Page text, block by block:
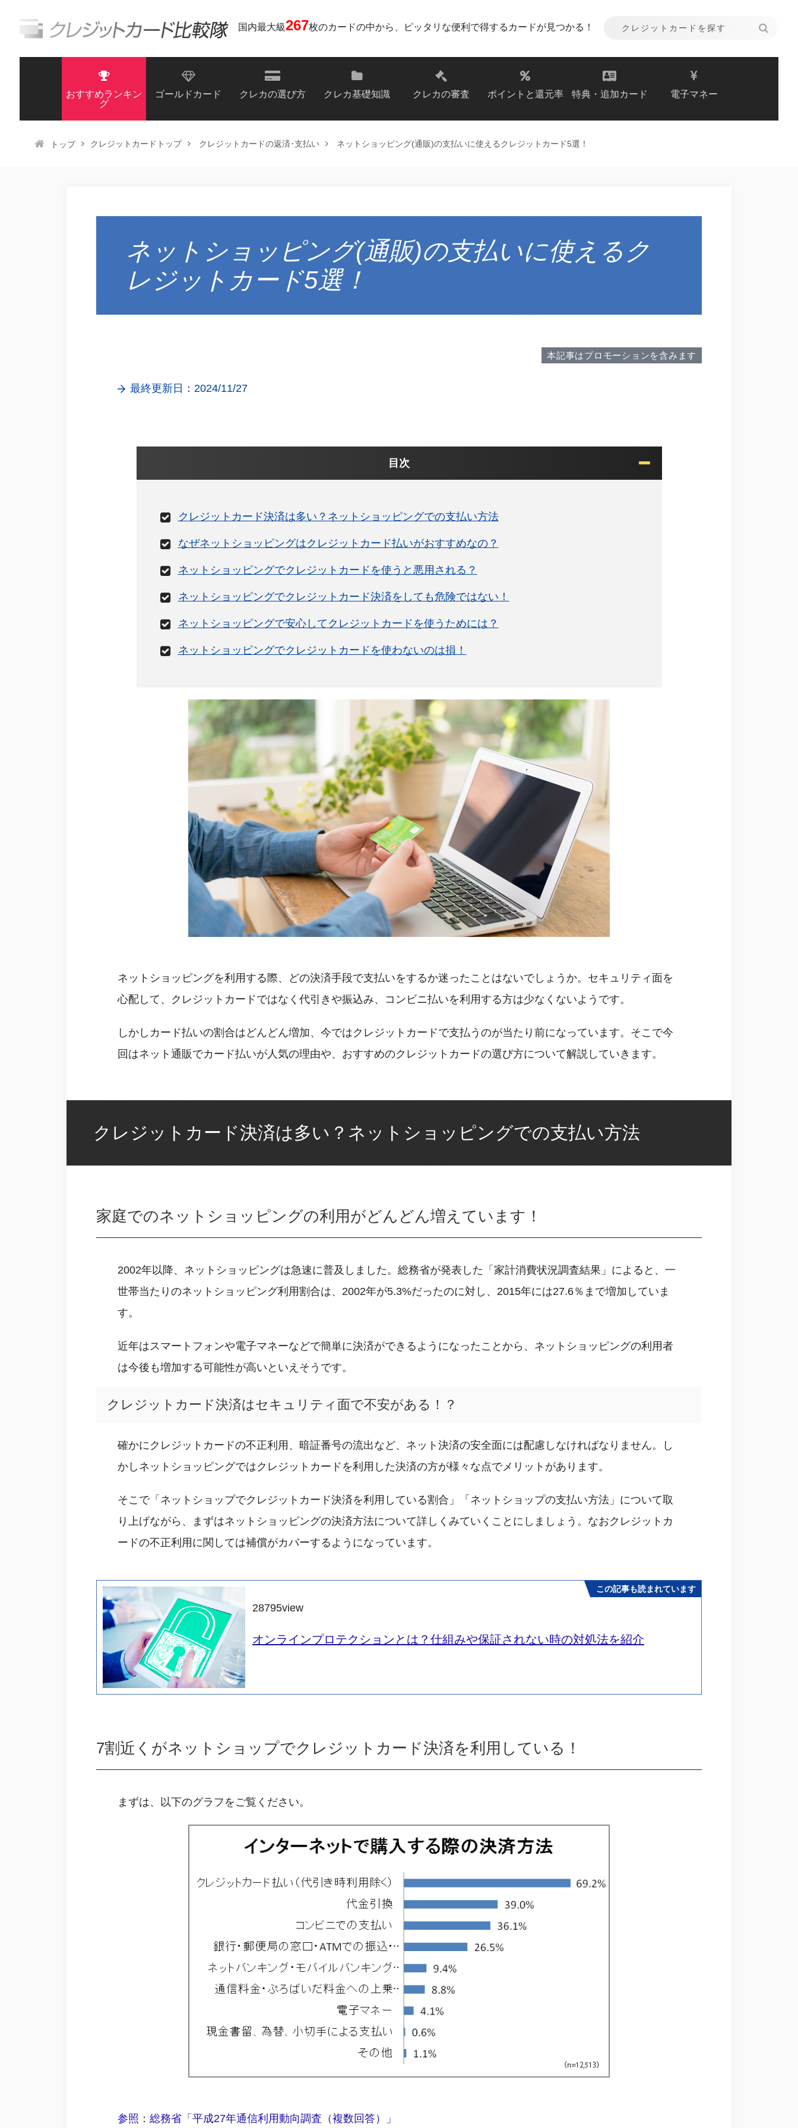
国内最大級267枚のカードの中から、ピッタリな便利で得するカードが見つかる！
おすすめランキン
グ
ゴールドカード クレカの選び方 クレカ基礎知識 クレカの審査 ポイントと還元率 特典・追加カード 電子マネー
トップ クレジットカードトップ クレジットカードの返済･支払い ネットショッピング(通販)の支払いに使えるクレジットカード5選！
ネットショッピング(通販)の支払いに使えるク
レジットカード5選！
本記事はプロモーションを含みます
最終更新日：2024/11/27
目次
クレジットカード決済は多い？ネットショッピングでの支払い方法
なぜネットショッピングはクレジットカード払いがおすすめなの？
ネットショッピングでクレジットカードを使うと悪用される？
ネットショッピングでクレジットカード決済をしても危険ではない！
ネットショッピングで安心してクレジットカードを使うためには？
ネットショッピングでクレジットカードを使わないのは損！
ネットショッピングを利用する際、どの決済手段で支払いをするか迷ったことはないでしょうか。セキュリティ面を
心配して、クレジットカードではなく代引きや振込み、コンビニ払いを利用する方は少なくないようです。
しかしカード払いの割合はどんどん増加、今ではクレジットカードで支払うのが当たり前になっています。そこで今
回はネット通販でカード払いが人気の理由や、おすすめのクレジットカードの選び方について解説していきます。
クレジットカード決済は多い？ネットショッピングでの支払い方法
家庭でのネットショッピングの利用がどんどん増えています！
2002年以降、ネットショッピングは急速に普及しました。総務省が発表した「家計消費状況調査結果」によると、一
世帯当たりのネットショッピング利用割合は、2002年が5.3%だったのに対し、2015年には27.6％まで増加していま
す。
近年はスマートフォンや電子マネーなどで簡単に決済ができるようになったことから、ネットショッピングの利用者
は今後も増加する可能性が高いといえそうです。
クレジットカード決済はセキュリティ面で不安がある！？
確かにクレジットカードの不正利用、暗証番号の流出など、ネット決済の安全面には配慮しなければなりません。し
かしネットショッピングではクレジットカードを利用した決済の方が様々な点でメリットがあります。
そこで「ネットショップでクレジットカード決済を利用している割合」「ネットショップの支払い方法」について取
り上げながら、まずはネットショッピングの決済方法について詳しくみていくことにしましょう。なおクレジットカ
ードの不正利用に関しては補償がカバーするようになっています。
この記事も読まれています
28795view
オンラインプロテクションとは？仕組みや保証されない時の対処法を紹介
7割近くがネットショップでクレジットカード決済を利用している！
まずは、以下のグラフをご覧ください。
参照：総務省「平成27年通信利用動向調査（複数回答）」